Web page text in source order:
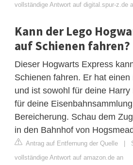
vollständige Antwort auf digital.spur-z.de
Kann der Lego
auf Schienen fahren?
Dieser Hogwarts Express
Schienen fahren. Er hat
und ist sowohl für deine Harry
für deine
Bereicherung. Schau dem
in den Bahnhof von
Antrag auf Entfernung der Quelle |
vollständige Antwort auf amazon.de an